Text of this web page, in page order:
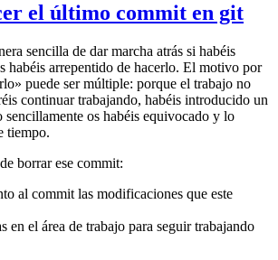
el último commit en git
sencilla de dar marcha atrás si habéis
habéis arrepentido de hacerlo. El motivo por
puede ser múltiple: porque el trabajo no
continuar trabajando, habéis introducido un
sencillamente os habéis equivocado y lo
tiempo.
borrar ese commit:
al commit las modificaciones que este
en el área de trabajo para seguir trabajando